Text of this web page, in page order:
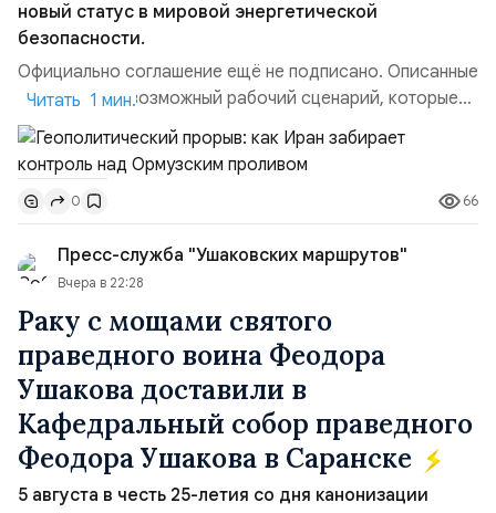
новый статус в мировой энергетической
безопасности.
Официально соглашение ещё не подписано. Описанные
пункты — это возможный рабочий сценарий, которые
скорее всего будут реализованы.Разбираем ключевые
тезисы и последствия этого соглашения:. 1. Новые
доли контроля (75 на 25). Было: Ранее Иран и Оман
контролировали пролив на паритетных началах —
50/50. Стало: Новое соглашение закрепляет за
Ираном...
Читать 1 мин.
0 66
Пресс-служба "Ушаковских маршрутов"
Вчера в 22:28
Раку с мощами святого
праведного воина Феодора
Ушакова доставили в
Кафедральный собор праведного
Феодора Ушакова в Саранске
5 августа в честь 25-летия со дня канонизации